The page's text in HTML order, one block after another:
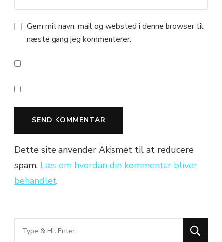
Gem mit navn, mail og websted i denne browser til
næste gang jeg kommenterer.
Dette site anvender Akismet til at reducere
spam. Læs om hvordan din kommentar bliver
behandlet.
Looking